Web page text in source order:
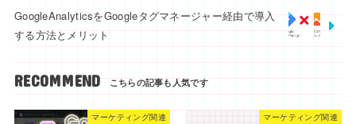
GoogleAnalyticsをGoogleタグマネージャー経由で導入
する方法とメリット
RECOMMEND
マーケティング関連 マーケティング関連